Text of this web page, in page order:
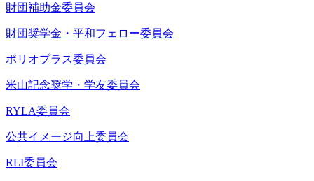
財団補助金委員会
財団奨学金・平和フェロー委員会
ポリオプラス委員会
米山記念奨学・学友委員会
RYLA委員会
公共イメージ向上委員会
RLI委員会